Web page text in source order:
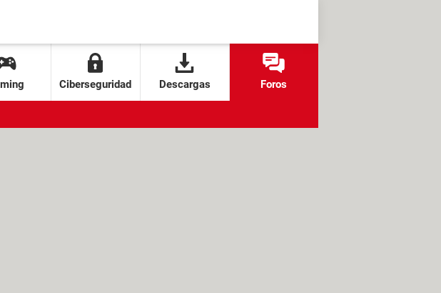
Ciberseguridad Descargas Foros